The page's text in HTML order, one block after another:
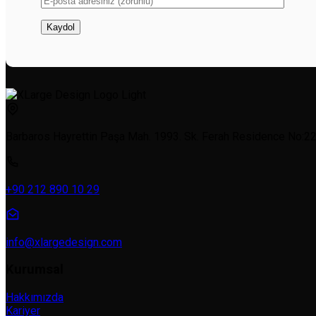
+90 212 890 10 29
info@xlargedesign.com
Hakkımızda
Kariyer